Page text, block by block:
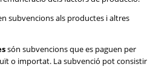
subvencions als productes i altres
són subvencions que es paguen per
o importat. La subvenció pot consistir